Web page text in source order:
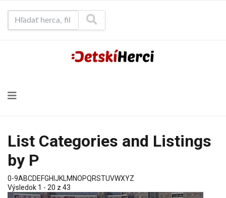
List Categories and Listings
by P
0-9ABCDEFGH JKLM NOPQRSTUVWXYZ
Výsledok 1 - 20 z 43